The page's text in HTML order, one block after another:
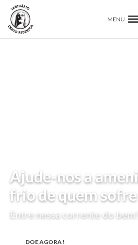
MENU
Ajude-nos a
frio de quem
Entre nessa corrente do bem!
DOE AGORA !